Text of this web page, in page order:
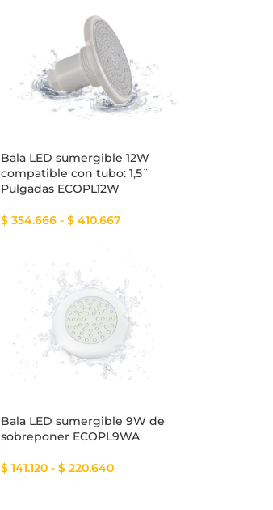
Bala LED sumergible 12W
compatible con tubo: 1,5¨
Pulgadas ECOPL12W
$ 354.666 - $ 410.667
Bala LED sumergible 9W de
sobreponer ECOPL9WA
$ 141.120 - $ 220.640